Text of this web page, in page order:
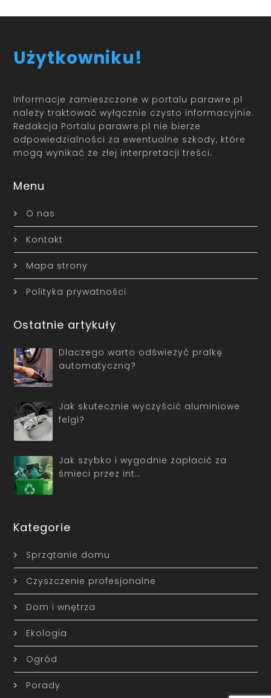
Użytkowniku!
Informacje zamieszczone w portalu parawre.pl
należy traktować wyłącznie czysto informacyjnie.
Redakcja Portalu parawre.pl nie bierze
odpowiedzialności za ewentualne szkody, które
mogą wynikać ze złej interpretacji treści.
Menu
O nas
Kontakt
Mapa strony
Polityka prywatności
Ostatnie artykuły
Dlaczego warto odświeżyć pralkę
automatyczną?
Jak skutecznie wyczyścić aluminiowe
felgi?
Jak szybko i wygodnie zapłacić za
śmieci przez int…
Kategorie
Sprzątanie domu
Czyszczenie profesjonalne
Dom i wnętrza
Ekologia
Ogród
Porady